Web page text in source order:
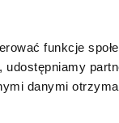
funkcje
danymi